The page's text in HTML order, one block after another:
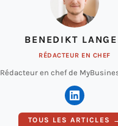
BENEDIKT
RÉDACTEUR EN CHEF
Rédacteur en chef de
TOUS LES ARTICLES